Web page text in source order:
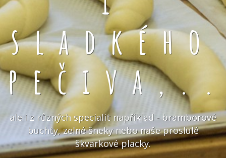
sladkého
ale i z různých specialit například - bramborové
buchty, zelné šneky nebo naše proslulé
škvarkové placky.